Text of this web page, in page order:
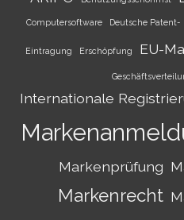
Computersoftware Deutsche
Eintragung Erschöpfung EU-
Internationale
Markenprüfung
Markenrecht